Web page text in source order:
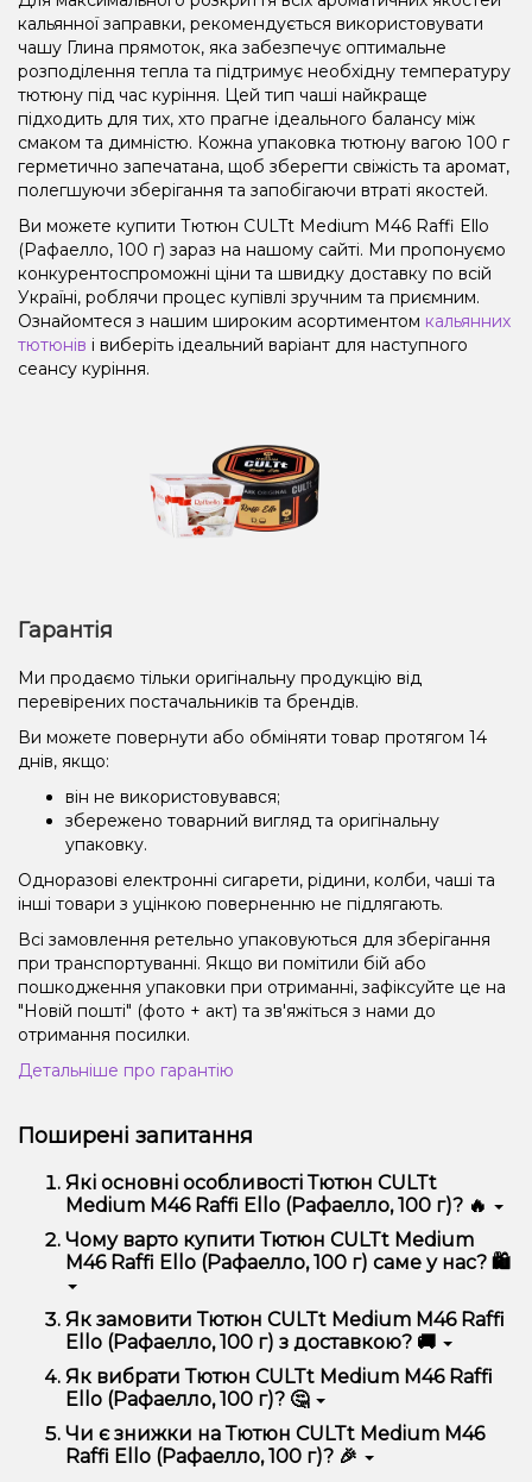
кальянної заправки, рекомендується використовувати
чашу Глина прямоток, яка забезпечує оптимальне
розподілення тепла та підтримує необхідну температуру
тютюну під час куріння. Цей тип чаші найкраще
підходить для тих, хто прагне ідеального балансу між
смаком та димністю. Кожна упаковка тютюну вагою 100 г
герметично запечатана, щоб зберегти свіжість та аромат,
полегшуючи зберігання та запобігаючи втраті якостей.
Ви можете купити Тютюн CULTt Medium M46 Raffi Ello
(Рафаелло, 100 г) зараз на нашому сайті. Ми пропонуємо
конкурентоспроможні ціни та швидку доставку по всій
Україні, роблячи процес купівлі зручним та приємним.
Ознайомтеся з нашим широким асортиментом кальянних
тютюнів і виберіть ідеальний варіант для наступного
сеансу куріння.
Гарантія
Ми продаємо тільки оригінальну продукцію від
перевірених постачальників та брендів.
Ви можете повернути або обміняти товар протягом 14
днів, якщо:
він не використовувався;
збережено товарний вигляд та оригінальну
упаковку.
Одноразові електронні сигарети, рідини, колби, чаші та
інші товари з уцінкою поверненню не підлягають.
Всі замовлення ретельно упаковуються для зберігання
при транспортуванні. Якщо ви помітили бій або
пошкодження упаковки при отриманні, зафіксуйте це на
"Новій пошті" (фото + акт) та зв'яжіться з нами до
отримання посилки.
Детальніше про гарантію
Поширені запитання
Які основні особливості Тютюн CULTt
Medium M46 Raffi Ello (Рафаелло, 100 г)? 🔥
Тютюн CULTt Medium M46 Raffi Ello (Рафаелло, 100
г) відрізняється високою якістю, зручністю
використання та надійністю.
Чому варто купити Тютюн CULTt Medium
M46 Raffi Ello (Рафаелло, 100 г) саме у нас? 🛍️
Ми пропонуємо тільки оригінальну продукцію,
широкий асортимент, вигідні ціни та швидку
доставку. Крім того, у нас регулярні акції та знижки
для клієнтів!
Як замовити Тютюн CULTt Medium M46 Raffi
Ello (Рафаелло, 100 г) з доставкою? 🚚
Оформити замовлення можна в кілька кліків:
Додайте Тютюн CULTt Medium M46 Raffi Ello
(Рафаелло, 100 г) до кошика.
Перейдіть до оформлення замовлення.
Як вибрати Тютюн CULTt Medium M46 Raffi
Ello (Рафаелло, 100 г)? 🤔
Вибір залежить від ваших уподобань – наприклад,
якщо це кальян, враховуйте розмір, матеріал та тип
чаші, якщо вейп – потужність та смак. Наші
Чи є знижки на Тютюн CULTt Medium M46
Raffi Ello (Рафаелло, 100 г)? 🎉